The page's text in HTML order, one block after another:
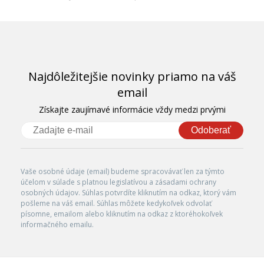
Najdôležitejšie novinky priamo na váš
email
Získajte zaujímavé informácie vždy medzi prvými
Odoberať
Vaše osobné údaje (email) budeme spracovávať len za týmto
účelom v súlade s platnou legislatívou a zásadami ochrany
osobných údajov. Súhlas potvrdíte kliknutím na odkaz, ktorý vám
pošleme na váš email. Súhlas môžete kedykoľvek odvolať
písomne, emailom alebo kliknutím na odkaz z ktoréhokoľvek
informačného emailu.